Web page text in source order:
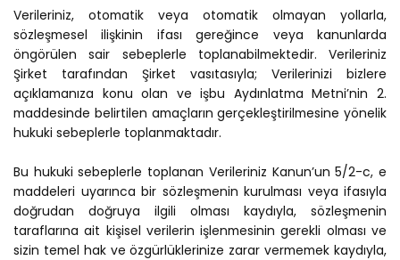
Verileriniz, otomatik veya otomatik olmayan yollarla,
sözleşmesel ilişkinin ifası gereğince veya kanunlarda
öngörülen sair sebeplerle toplanabilmektedir. Verileriniz
Şirket tarafından Şirket vasıtasıyla; Verilerinizi bizlere
açıklamanıza konu olan ve işbu Aydınlatma Metni’nin 2.
maddesinde belirtilen amaçların gerçekleştirilmesine yönelik
hukuki sebeplerle toplanmaktadır.
Bu hukuki sebeplerle toplanan Verileriniz Kanun’un 5/2-c, e
maddeleri uyarınca bir sözleşmenin kurulması veya ifasıyla
doğrudan doğruya ilgili olması kaydıyla, sözleşmenin
taraflarına ait kişisel verilerin işlenmesinin gerekli olması ve
sizin temel hak ve özgürlüklerinize zarar vermemek kaydıyla,